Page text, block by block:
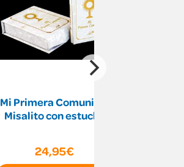
Mi Primera Comunión.
Misalito con estuche
24,95€